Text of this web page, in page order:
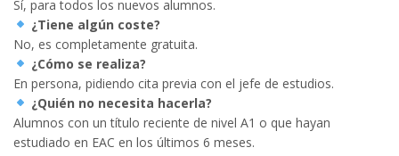
Sí, para todos los nuevos alumnos.
¿Tiene algún coste?
No, es completamente gratuita.
¿Cómo se realiza?
En persona, pidiendo cita previa con el jefe de estudios.
¿Quién no necesita hacerla?
Alumnos con un título reciente de nivel A1 o que hayan
estudiado en EAC en los últimos 6 meses.